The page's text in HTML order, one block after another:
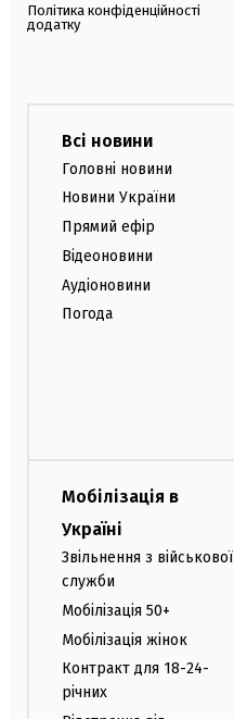
Політика конфіденційності
додатку
Всі новини
Головні новини
Новини України
Прямий ефір
Відеоновини
Аудіоновини
Погода
Мобілізація в
Україні
Звільнення з військової
служби
Мобілізація 50+
Мобілізація жінок
Контракт для 18-24-
річних